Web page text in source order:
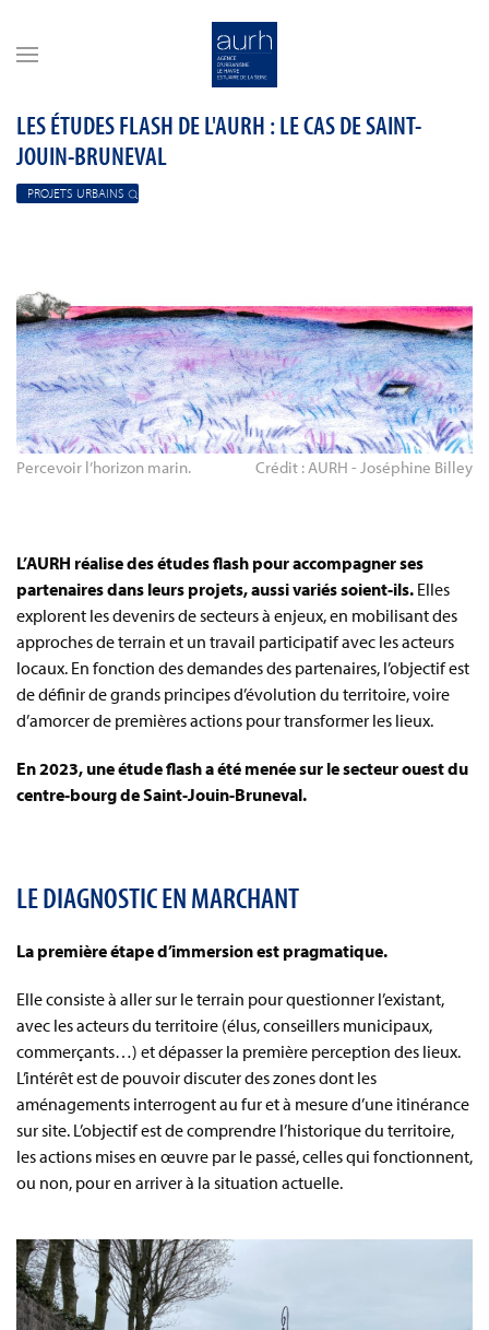
LES ÉTUDES FLASH DE L'AURH : LE CAS DE SAINT-
JOUIN-BRUNEVAL
PROJETS URBAINS
Percevoir l’horizon marin. Crédit : AURH - Joséphine Billey
L’AURH réalise des études flash pour accompagner ses
partenaires dans leurs projets, aussi variés soient-ils. Elles
explorent les devenirs de secteurs à enjeux, en mobilisant des
approches de terrain et un travail participatif avec les acteurs
locaux. En fonction des demandes des partenaires, l’objectif est
de définir de grands principes d’évolution du territoire, voire
d’amorcer de premières actions pour transformer les lieux.
En 2023, une étude flash a été menée sur le secteur ouest du
centre-bourg de Saint-Jouin-Bruneval.
LE DIAGNOSTIC EN MARCHANT
La première étape d’immersion est pragmatique.
Elle consiste à aller sur le terrain pour questionner l’existant,
avec les acteurs du territoire (élus, conseillers municipaux,
commerçants…) et dépasser la première perception des lieux.
L’intérêt est de pouvoir discuter des zones dont les
aménagements interrogent au fur et à mesure d’une itinérance
sur site. L’objectif est de comprendre l’historique du territoire,
les actions mises en œuvre par le passé, celles qui fonctionnent,
ou non, pour en arriver à la situation actuelle.